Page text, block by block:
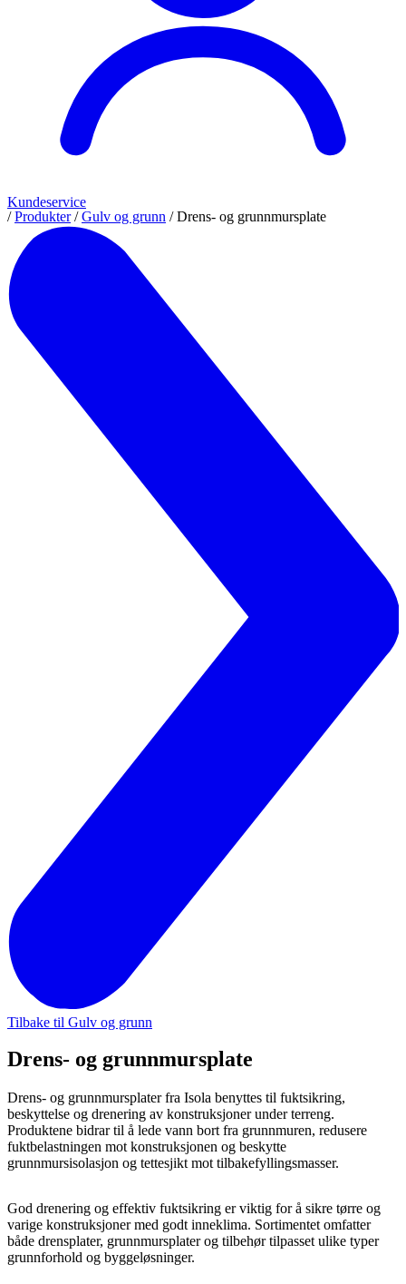
Kundeservice
/ Produkter / Gulv og grunn / Drens- og grunnmursplate
Tilbake til Gulv og grunn
Drens- og grunnmursplate
Drens- og grunnmursplater fra Isola benyttes til fuktsikring,
beskyttelse og drenering av konstruksjoner under terreng.
Produktene bidrar til å lede vann bort fra grunnmuren, redusere
fuktbelastningen mot konstruksjonen og beskytte
grunnmursisolasjon og tettesjikt mot tilbakefyllingsmasser.
God drenering og effektiv fuktsikring er viktig for å sikre tørre og
varige konstruksjoner med godt inneklima. Sortimentet omfatter
både drensplater, grunnmursplater og tilbehør tilpasset ulike typer
grunnforhold og byggeløsninger.